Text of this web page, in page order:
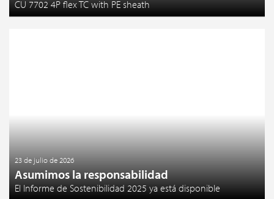
CU 7702 4P flex TC with PE sheath
23 de julio de 2026
Asumimos la responsabilidad
El Informe de Sostenibilidad 2025 ya está disponible